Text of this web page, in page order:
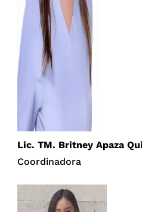
Lic. TM. Britney Apaza
Coordinadora